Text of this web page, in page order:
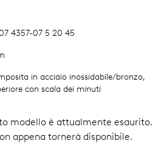
4357-07 5 20 45
in acciaio inossidabile/bronzo,
con scala dei minuti
modello è attualmente esaurito.
appena tornerà disponibile.